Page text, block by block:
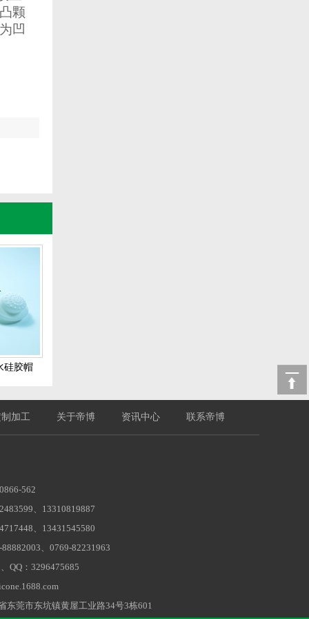
颗
凹
硅胶帽
加工 关于帝博 资讯中心 联系帝博
562
、13310819887
、13431545580
、0769-82231963
QQ：3296475685
东莞市东坑镇黄屋工业路34号3栋601